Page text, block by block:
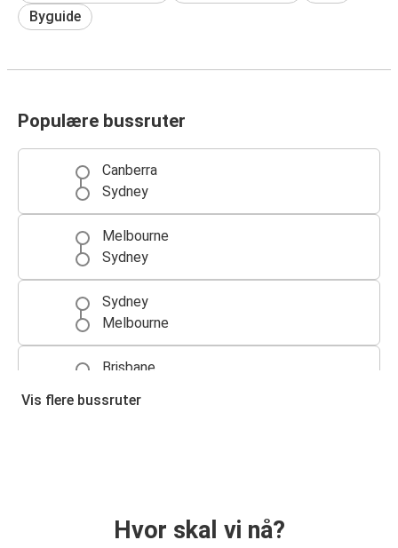
Byguide
Populære bussruter
Canberra
Sydney
Melbourne
Sydney
Sydney
Melbourne
Brisbane
Gold Coast
Vis flere bussruter
Hvor skal vi nå?